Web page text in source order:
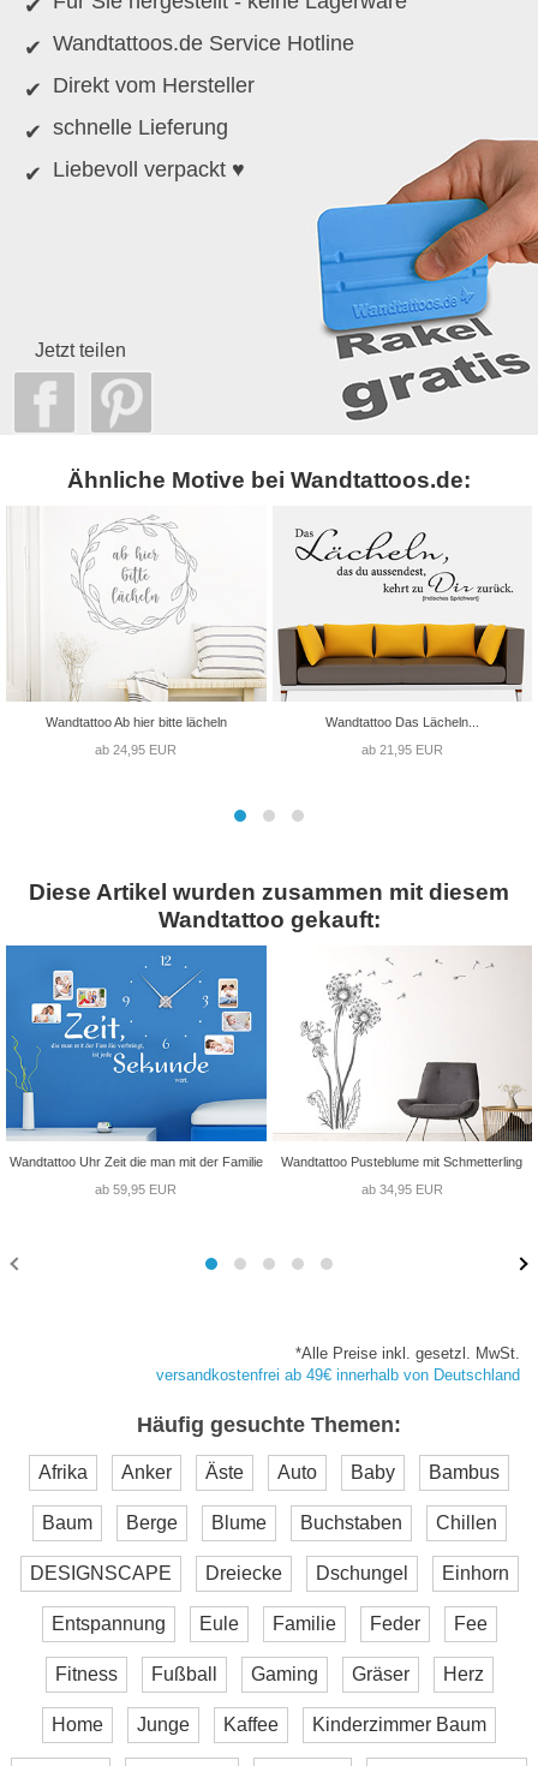
Wandtattoos.de Service Hotline
Direkt vom Hersteller
schnelle Lieferung
Liebevoll verpackt ♥
Jetzt teilen
Ähnliche Motive bei Wandtattoos.de:
Wandtattoo Ab hier bitte lächeln
ab 24,95 EUR
Wandtattoo Das Lächeln...
ab 21,95 EUR
Diese Artikel wurden zusammen mit diesem
Wandtattoo gekauft:
Wandtattoo Uhr Zeit die man mit der Familie
ab 59,95 EUR
Wandtattoo Pusteblume mit Schmetterling
ab 34,95 EUR
*Alle Preise inkl. gesetzl. MwSt.
versandkostenfrei ab 49€ innerhalb von Deutschland
Häufig gesuchte Themen:
Afrika Anker Äste Auto Baby Bambus
Baum Berge Blume Buchstaben Chillen
DESIGNSCAPE Dreiecke Dschungel Einhorn
Entspannung Eule Familie Feder Fee
Fitness Fußball Gaming Gräser Herz
Home Junge Kaffee Kinderzimmer Baum